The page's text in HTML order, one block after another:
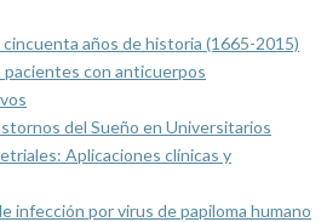
años de historia (1665-2015)
con anticuerpos
del Sueño en Universitarios
Aplicaciones clínicas y
infección por virus de papiloma humano